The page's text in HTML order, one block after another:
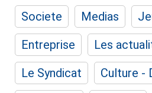
Societe Medias
Entreprise
Les
Le Syndicat
Culture -